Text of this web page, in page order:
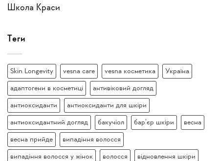
Школа Краси
Теги
Skin Longevity vesna care vesna косметика Україна
адаптогени в косметиці антивіковий догляд
антиоксиданти антиоксиданти для шкіри
антиоксидантний догляд бакучіол бар’єр шкіри весна
весна прийде випадіння волосся
випадіння волосся у жінок волосся відновлення шкіри